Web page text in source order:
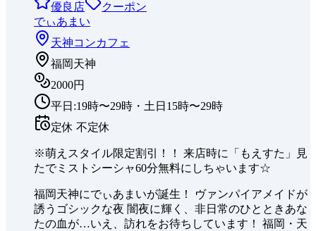
優良店
クーポン
でぃあまい
天神コンカフェ
福岡天神
2000円
平日:19時〜29時・土日15時〜29時
定休 不定休
※萌えスタイル限定割引！！ 来店時に「もえすた」見
たでミストシーシャ60分無料にしちゃいます☆
福岡天神にでぃあまいが誕生！ ヴァンパイアメイドが
誘うゴシックな夜 闇夜に輝く、非日常のひとときあな
たの血が…いえ、訪れをお待ちしています！ 福岡・天